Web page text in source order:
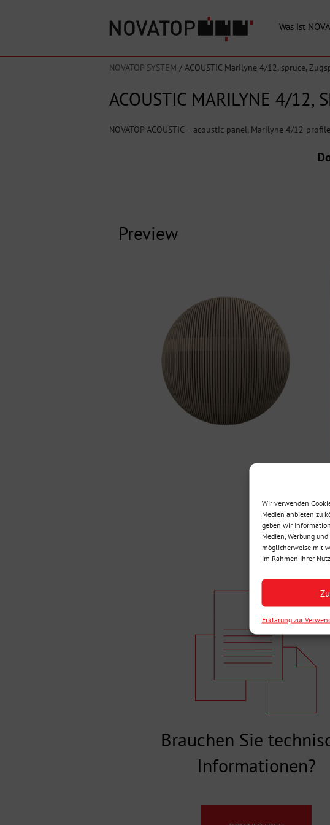
Wir verwenden
Medien anbieten zu
geben wir
Medien, Werbung
möglicherweise mit
im Rahmen Ihrer
Erklärung zur
Was ist
NOVATOP SYSTEM / ACOUSTIC Marilyne 4/12, spruce,
ACOUSTIC MARILYNE 4/12,
NOVATOP ACOUSTIC – acoustic panel, Marilyne 4/12
Preview
Brauchen Sie
Informationen?